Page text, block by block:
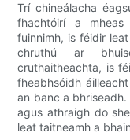
Trí chineálacha
fhachtóirí a
fuinnimh, is féidir
chruthú ar
cruthaitheachta, is
fheabhsóidh
an banc a
agus athraigh do
leat taitneamh a